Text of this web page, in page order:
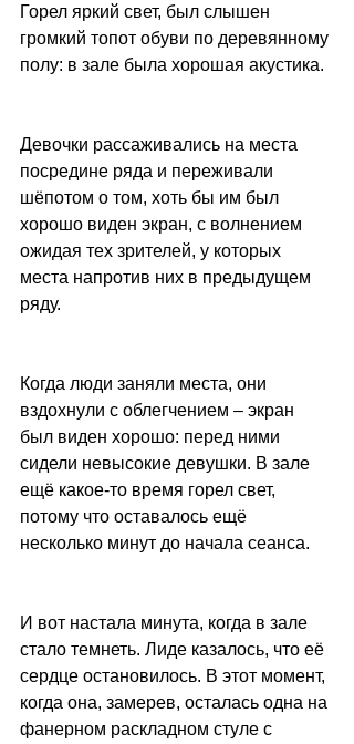
Горел яркий свет, был слышен
громкий топот обуви по деревянному
полу: в зале была хорошая акустика.
Девочки рассаживались на места
посредине ряда и переживали
шёпотом о том, хоть бы им был
хорошо виден экран, с волнением
ожидая тех зрителей, у которых
места напротив них в предыдущем
ряду.
Когда люди заняли места, они
вздохнули с облегчением – экран
был виден хорошо: перед ними
сидели невысокие девушки. В зале
ещё какое-то время горел свет,
потому что оставалось ещё
несколько минут до начала сеанса.
И вот настала минута, когда в зале
стало темнеть. Лиде казалось, что её
сердце остановилось. В этот момент,
когда она, замерев, осталась одна на
фанерном раскладном стуле с